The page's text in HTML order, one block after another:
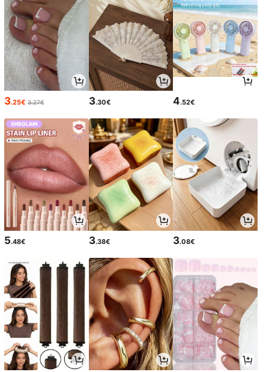
3.25€ 3.27€ 3.30€ 4.52€
5.48€ 3.38€ 3.08€